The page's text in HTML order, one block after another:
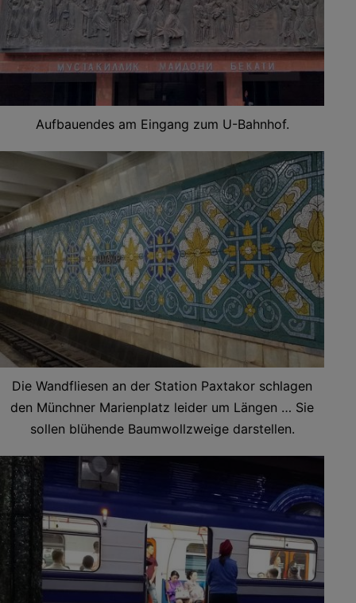
Aufbauendes am Eingang zum U-Bahnhof.
Die Wandfliesen an der Station Paxtakor schlagen
den Münchner Marienplatz leider um Längen … Sie
sollen blühende Baumwollzweige darstellen.